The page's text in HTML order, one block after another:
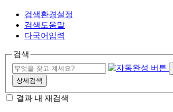
검색환경설정
검색도움말
다국어입력
검색
상세검색
결과 내 재검색